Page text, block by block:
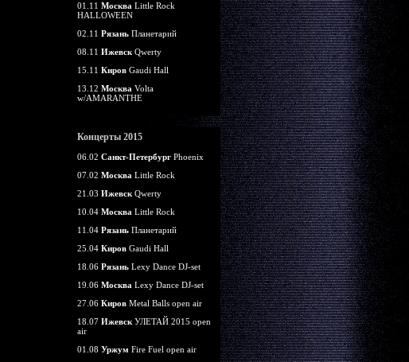
01.11 Москва Little Rock
HALLOWEEN
02.11 Рязань Планетарий
08.11 Ижевск Qwerty
15.11 Киров Gaudi Hall
13.12 Москва Volta
w/AMARANTHE
Концерты 2015
06.02 Санкт-Петербург Phoenix
07.02 Москва Little Rock
21.03 Ижевск Qwerty
10.04 Москва Little Rock
11.04 Рязань Планетарий
25.04 Киров Gaudi Hall
18.06 Рязань Lexy Dance DJ-set
19.06 Москва Lexy Dance DJ-set
27.06 Киров Metal Balls open air
18.07 Ижевск УЛЕТАЙ 2015 open
air
01.08 Уржум Fire Fuel open air